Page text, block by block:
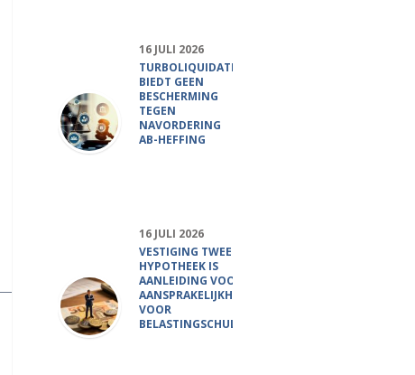
16 JULI 2026
TURBOLIQUIDATIE
BIEDT GEEN
BESCHERMING
TEGEN
NAVORDERING
AB-HEFFING
16 JULI 2026
VESTIGING TWEEDE
HYPOTHEEK IS
AANLEIDING VOOR
AANSPRAKELIJKHEID
VOOR
BELASTINGSCHULD